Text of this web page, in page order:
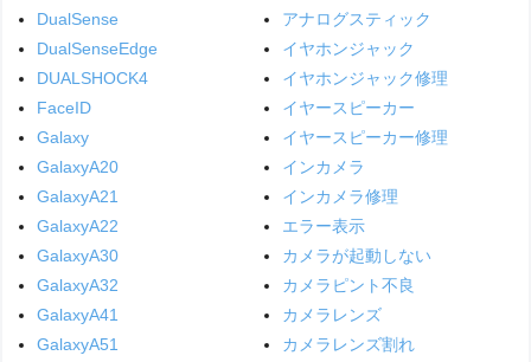
DualSense
DualSenseEdge
DUALSHOCK4
FaceID
Galaxy
GalaxyA20
GalaxyA21
GalaxyA22
GalaxyA30
GalaxyA32
GalaxyA41
GalaxyA51
アナログスティック
イヤホンジャック
イヤホンジャック修理
イヤースピーカー
イヤースピーカー修理
インカメラ
インカメラ修理
エラー表示
カメラが起動しない
カメラピント不良
カメラレンズ
カメラレンズ割れ